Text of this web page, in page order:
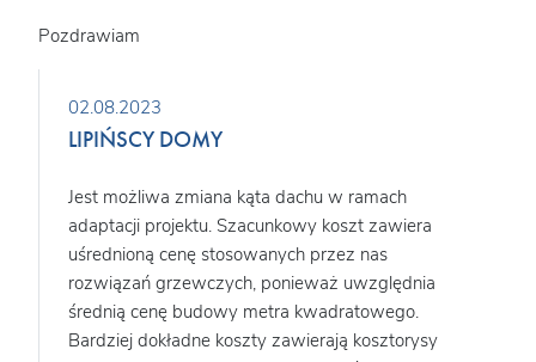
Pozdrawiam
02.08.2023
LIPIŃSCY DOMY
Jest możliwa zmiana kąta dachu w ramach
adaptacji projektu. Szacunkowy koszt zawiera
uśrednioną cenę stosowanych przez nas
rozwiązań grzewczych, ponieważ uwzględnia
średnią cenę budowy metra kwadratowego.
Bardziej dokładne koszty zawierają kosztorysy